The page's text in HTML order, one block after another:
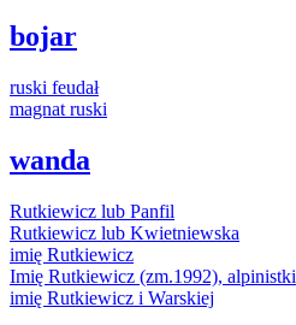
bojar
ruski feudał
magnat ruski
wanda
Rutkiewicz lub Panfil
Rutkiewicz lub Kwietniewska
imię Rutkiewicz
Imię Rutkiewicz (zm.1992), alpinistki
imię Rutkiewicz i Warskiej